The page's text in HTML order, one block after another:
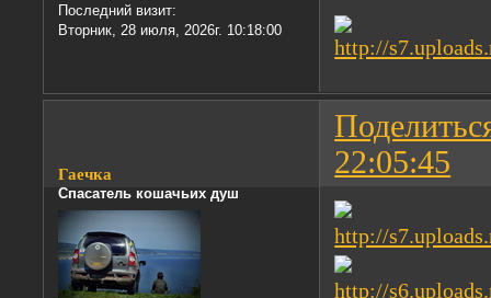
Последний визит:
Вторник, 28 июля, 2026г. 10:18:00
22:05:45
Гаечка
Спасатель кошачьих душ